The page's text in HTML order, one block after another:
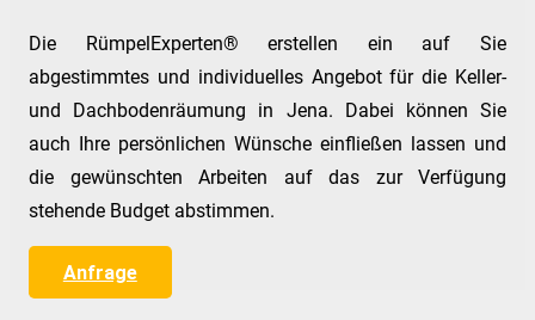
Die RümpelExperten® erstellen ein auf Sie
abgestimmtes und individuelles Angebot für die Keller-
und Dachbodenräumung in Jena. Dabei können Sie
auch Ihre persönlichen Wünsche einfließen lassen und
die gewünschten Arbeiten auf das zur Verfügung
stehende Budget abstimmen.
Anfrage